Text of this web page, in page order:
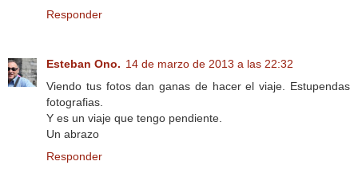
Responder
Esteban Ono. 14 de marzo de 2013 a las 22:32
Viendo tus fotos dan ganas de hacer el viaje. Estupendas
fotografias.
Y es un viaje que tengo pendiente.
Un abrazo
Responder